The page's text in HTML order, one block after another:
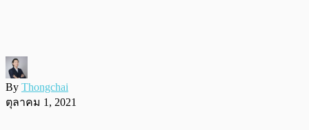
By Thongchai
ตุลาคม 1, 2021